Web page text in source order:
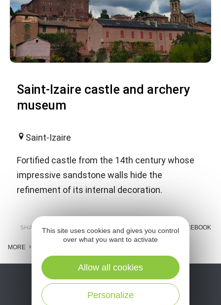
Saint-Izaire castle and archery
museum
Saint-Izaire
Fortified castle from the 14th century whose
impressive sandstone walls hide the
refinement of its internal decoration.
SHARE : MESSENGER FACEBOOK
MORE
This site uses cookies and gives you control
over what you want to activate
Personalize
Allow all cookies